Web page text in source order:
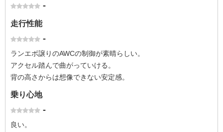
-
走行性能
-
ランエボ譲りのAWCの制御が素晴らしい。
アクセル踏んで曲がっていける。
背の高さからは想像できない安定感。
乗り心地
-
良い。